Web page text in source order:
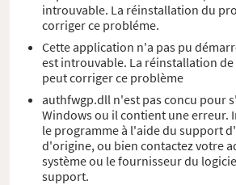
introuvable. La réinstallation du
corriger ce probléme.
Cette application n'a pas pu
est introuvable. La réinstallation
peut corriger ce problème
authfwgp.dll n'est pas concu pour
Windows ou il contient une erreur.
le programme à l'aide du support
d'origine, ou bien contactez votre
système ou le fournisseur du
support.